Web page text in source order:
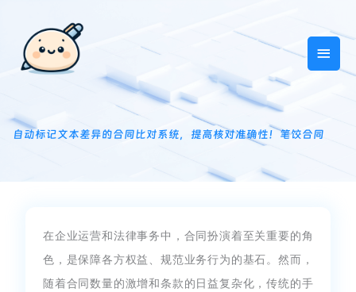
主
菜
自动标记文本差异的合同比对系统，提高核对准确性！笔饺合同
在企业运营和法律事务中，合同扮演着至关重要的角
色，是保障各方权益、规范业务行为的基石。然而，
随着合同数量的激增和条款的日益复杂化，传统的手